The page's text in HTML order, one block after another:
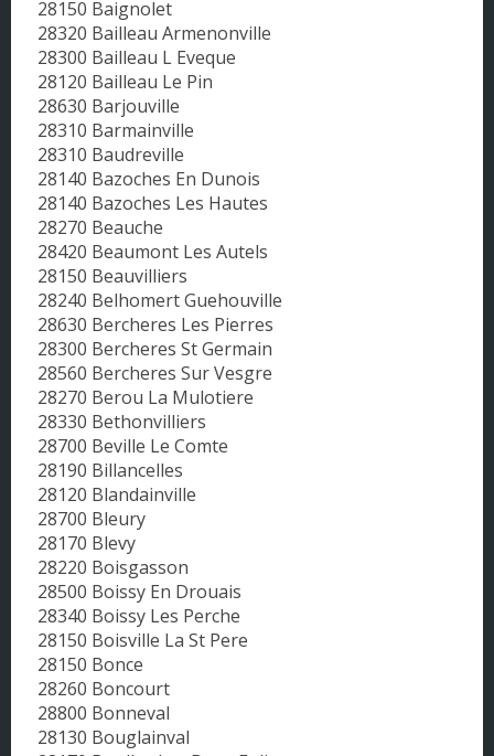
28150 Baignolet
28320 Bailleau Armenonville
28300 Bailleau L Eveque
28120 Bailleau Le Pin
28630 Barjouville
28310 Barmainville
28310 Baudreville
28140 Bazoches En Dunois
28140 Bazoches Les Hautes
28270 Beauche
28420 Beaumont Les Autels
28150 Beauvilliers
28240 Belhomert Guehouville
28630 Bercheres Les Pierres
28300 Bercheres St Germain
28560 Bercheres Sur Vesgre
28270 Berou La Mulotiere
28330 Bethonvilliers
28700 Beville Le Comte
28190 Billancelles
28120 Blandainville
28700 Bleury
28170 Blevy
28220 Boisgasson
28500 Boissy En Drouais
28340 Boissy Les Perche
28150 Boisville La St Pere
28150 Bonce
28260 Boncourt
28800 Bonneval
28130 Bouglainval